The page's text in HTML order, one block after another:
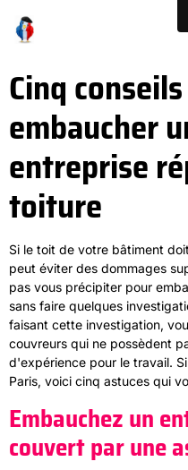
Cinq
embaucher
entreprise
toiture
Si le toit de votre bâtiment
peut éviter des dommages
pas vous précipiter pour
sans faire quelques
faisant cette investigation,
couvreurs qui ne possèdent
d'expérience pour le travail.
Paris, voici cinq astuces qui
Embauchez un
couvert par une